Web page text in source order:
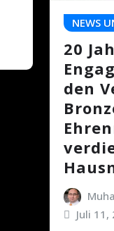
NEWS
20
den
Juli 11,